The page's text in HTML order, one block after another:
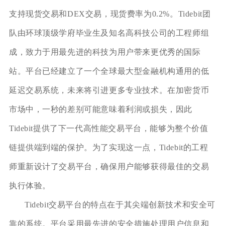
支持现货交易和DEX交易，现货费率为0.2%。Tidebit团
队由环球顶级学府毕业生及知名高科技公司的工程师组
成，致力于用最先进的科技为用户带来更优秀的国际
站。平台已经建立了一个全球最大型金融机构通用的低
延迟交易系统，未来将引进更多专业技术。在加密货币
市场中，一秒的差别可能意味着利润或损失，因此
Tidebit提供了下一代高性能交易平台，能够为整个价值
链提供端到端的保护。为了实现这一点，Tidebit的工程
师重新设计了交易平台，确保用户能够获得最佳的交易
执行体验。
Tidebit交易平台的特点在于其尖端创新技术和安全可
靠的系统。平台采用最先进的安全措施处理用户信息和